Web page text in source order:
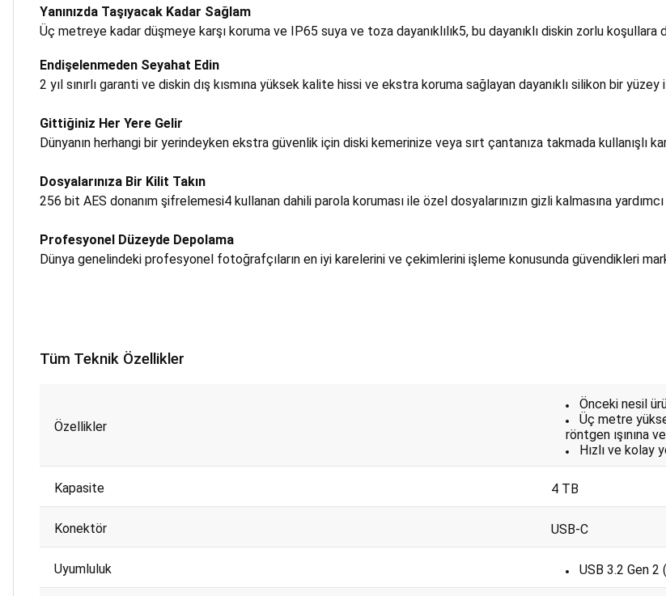
Yanınızda Taşıyacak Kadar Sağlam
Üç metreye kadar düşmeye karşı koruma ve IP65 suya ve toza dayanıklılık5, bu dayanıklı diskin zorlu koşullara
Endişelenmeden Seyahat Edin
2 yıl sınırlı garanti ve diskin dış kısmına yüksek kalite hissi ve ekstra koruma sağlayan dayanıklı silikon bir
Gittiğiniz Her Yere Gelir
Dünyanın herhangi bir yerindeyken ekstra güvenlik için diski kemerinize veya sırt çantanıza takmada kullanışlı
Dosyalarınıza Bir Kilit Takın
256 bit AES donanım şifrelemesi4 kullanan dahili parola koruması ile özel dosyalarınızın gizli kalmasına yardımcı
Profesyonel Düzeyde Depolama
Dünya genelindeki profesyonel fotoğrafçıların en iyi karelerini ve çekimlerini işleme konusunda güvendikleri
Tüm Teknik Özellikler
Özellikler
Önceki nesil
Üç metre
röntgen ışınına
Hızlı ve kolay
Kapasite 4 TB
Konektör USB-C
Uyumluluk USB 3.2 Gen 2